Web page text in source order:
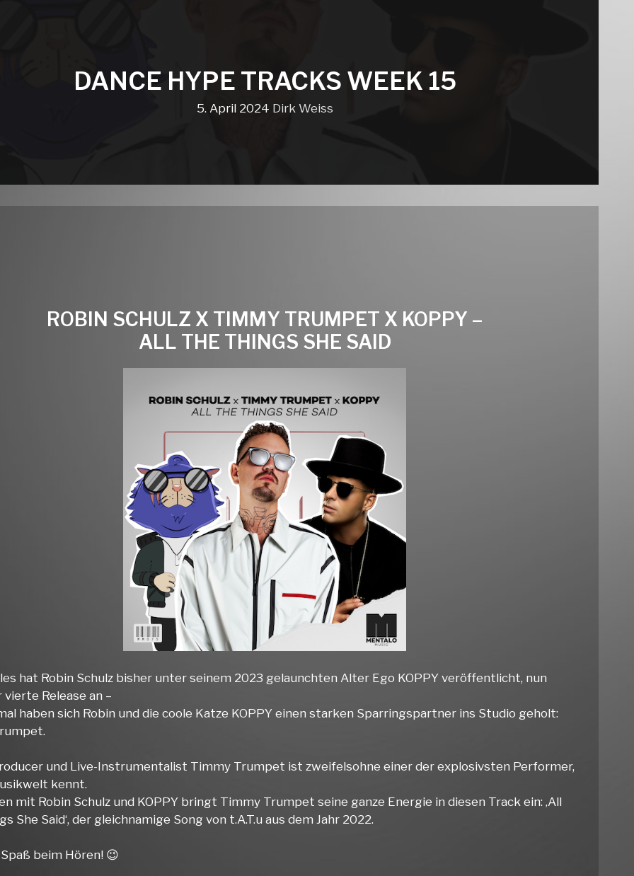
DANCE HYPE TRACKS WEEK 15
5. April 2024 Dirk Weiss
ROBIN SCHULZ X TIMMY TRUMPET X KOPPY –
ALL THE THINGS SHE SAID
hat Robin Schulz bisher unter seinem 2023 gelaunchten Alter Ego KOPPY veröffentlicht, nun
Release an –
haben sich Robin und die coole Katze KOPPY einen starken Sparringspartner ins Studio geholt:
und Live-Instrumentalist Timmy Trumpet ist zweifelsohne einer der explosivsten Performer,
kennt.
mit Robin Schulz und KOPPY bringt Timmy Trumpet seine ganze Energie in diesen Track ein: ‚All
She Said‘, der gleichnamige Song von t.A.T.u aus dem Jahr 2022.
beim Hören! 😉